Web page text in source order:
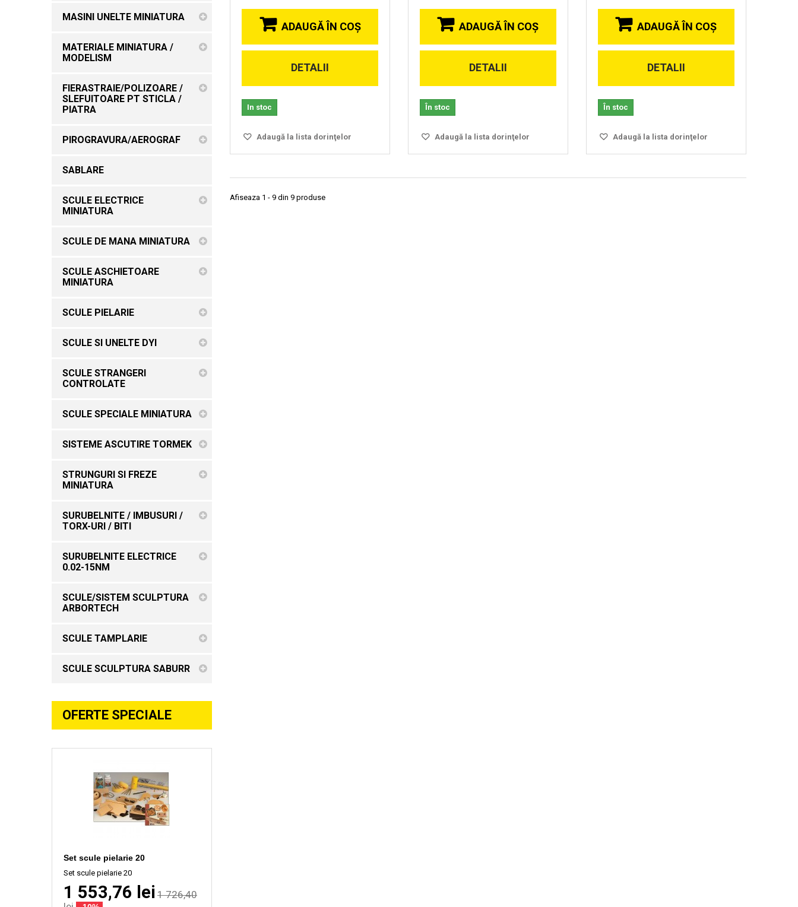
MASINI UNELTE MINIATURA
MATERIALE MINIATURA /
MODELISM
FIERASTRAIE/POLIZOARE /
SLEFUITOARE PT STICLA /
PIATRA
PIROGRAVURA/AEROGRAF
SABLARE
SCULE ELECTRICE
MINIATURA
SCULE DE MANA MINIATURA
SCULE ASCHIETOARE
MINIATURA
SCULE PIELARIE
SCULE SI UNELTE DYI
SCULE STRANGERI
CONTROLATE
SCULE SPECIALE MINIATURA
SISTEME ASCUTIRE TORMEK
STRUNGURI SI FREZE
MINIATURA
SURUBELNITE / IMBUSURI /
TORX-URI / BITI
SURUBELNITE ELECTRICE
0.02-15NM
SCULE/SISTEM SCULPTURA
ARBORTECH
SCULE TAMPLARIE
SCULE SCULPTURA SABURR
OFERTE SPECIALE
Set scule pielarie 20
Set scule pielarie 20
1 553,76 lei 1 726,40
ADAUGĂ ÎN COŞ
DETALII
In stoc
Adaugă la lista dorinţelor
ADAUGĂ ÎN COŞ
DETALII
În stoc
Adaugă la lista dorinţelor
ADAUGĂ ÎN COŞ
DETALII
În stoc
Adaugă la lista dorinţelor
Afiseaza 1 - 9 din 9 produse